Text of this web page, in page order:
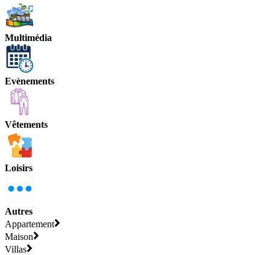
Multimédia
Evènements
Vêtements
Loisirs
Autres
Appartement
Maison
Villas